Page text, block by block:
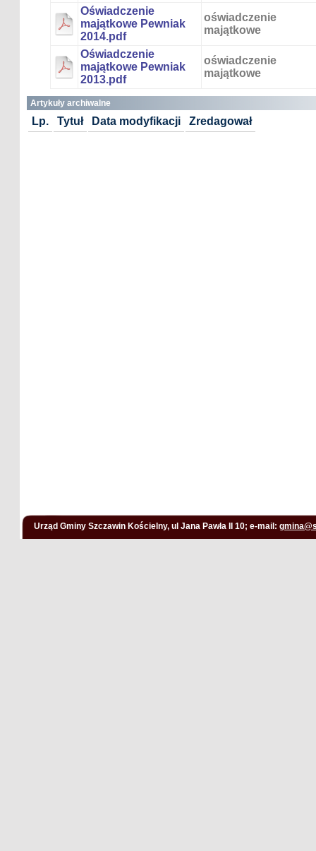
Oświadczenie
majątkowe Pewniak
2014.pdf
oświadczenie
majątkowe
Oświadczenie
majątkowe Pewniak
2013.pdf
oświadczenie
majątkowe
Artykuły archiwalne
Lp. Tytuł Data modyfikacji Zredagował
Urząd Gminy Szczawin Kościelny, ul Jana Pawła II 10; e-mail: